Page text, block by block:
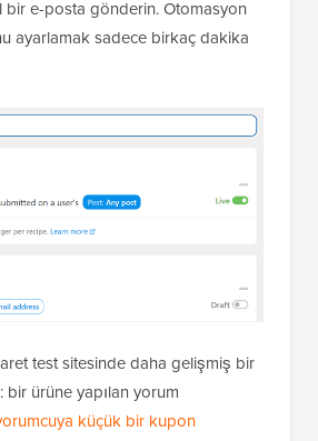
bir e-posta gönderin. Otomasyon
ayarlamak sadece birkaç dakika
test sitesinde daha gelişmiş bir
ürüne yapılan yorum
küçük bir kupon